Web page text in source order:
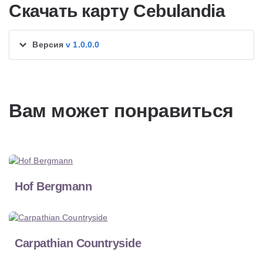
Скачать карту Cebulandia
Версияv 1.0.0.0
Вам может понравиться
Hof Bergmann
Carpathian Countryside